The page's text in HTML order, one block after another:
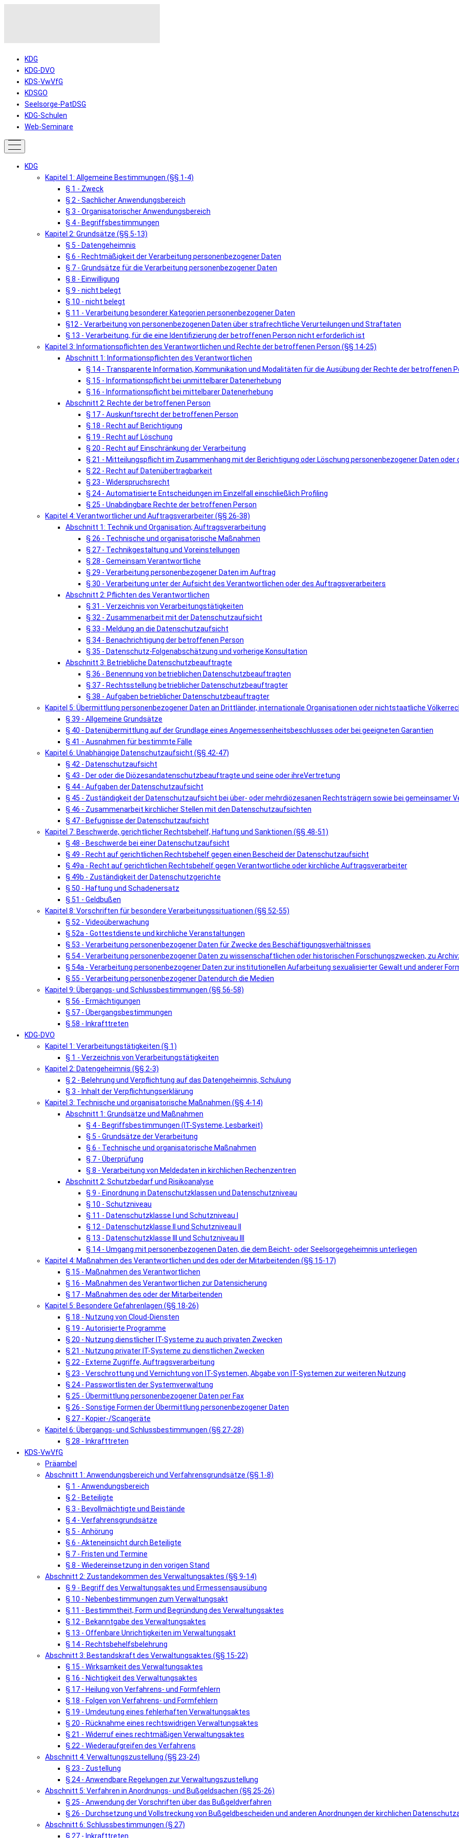
KDG
KDG-DVO
KDS-VwVfG
KDSGO
Seelsorge-PatDSG
KDG-Schulen
Web-Seminare
KDG
Kapitel 1: Allgemeine Bestimmungen (§§ 1-4)
§ 1 - Zweck
§ 2 - Sachlicher Anwendungsbereich
§ 3 - Organisatorischer Anwendungsbereich
§ 4 - Begriffsbestimmungen
Kapitel 2: Grundsätze (§§ 5-13)
§ 5 - Datengeheimnis
§ 6 - Rechtmäßigkeit der Verarbeitung personenbezogener Daten
§ 7 - Grundsätze für die Verarbeitung personenbezogener Daten
§ 8 - Einwilligung
§ 9 - nicht belegt
§ 10 - nicht belegt
§ 11 - Verarbeitung besonderer Kategorien personenbezogener Daten
§12 - Verarbeitung von personenbezogenen Daten über strafrechtliche Verurteilungen und Straftaten
§ 13 - Verarbeitung, für die eine Identifizierung der betroffenen Person nicht erforderlich ist
Kapitel 3: Informationspflichten des Verantwortlichen und Rechte der betroffenen Person (§§ 14-25)
Abschnitt 1: Informationspflichten des Verantwortlichen
§ 14 - Transparente Information, Kommunikation und Modalitäten für die Ausübung der Rechte der betroffenen
§ 15 - Informationspflicht bei unmittelbarer Datenerhebung
§ 16 - Informationspflicht bei mittelbarer Datenerhebung
Abschnitt 2: Rechte der betroffenen Person
§ 17 - Auskunftsrecht der betroffenen Person
§ 18 - Recht auf Berichtigung
§ 19 - Recht auf Löschung
§ 20 - Recht auf Einschränkung der Verarbeitung
§ 21 - Mitteilungspflicht im Zusammenhang mit der Berichtigung oder Löschung personenbezogener Daten oder
§ 22 - Recht auf Datenübertragbarkeit
§ 23 - Widerspruchsrecht
§ 24 - Automatisierte Entscheidungen im Einzelfall einschließlich Profiling
§ 25 - Unabdingbare Rechte der betroffenen Person
Kapitel 4: Verantwortlicher und Auftragsverarbeiter (§§ 26-38)
Abschnitt 1: Technik und Organisation; Auftragsverarbeitung
§ 26 - Technische und organisatorische Maßnahmen
§ 27 - Technikgestaltung und Voreinstellungen
§ 28 - Gemeinsam Verantwortliche
§ 29 - Verarbeitung personenbezogener Daten im Auftrag
§ 30 - Verarbeitung unter der Aufsicht des Verantwortlichen oder des Auftragsverarbeiters
Abschnitt 2: Pflichten des Verantwortlichen
§ 31 - Verzeichnis von Verarbeitungstätigkeiten
§ 32 - Zusammenarbeit mit der Datenschutzaufsicht
§ 33 - Meldung an die Datenschutzaufsicht
§ 34 - Benachrichtigung der betroffenen Person
§ 35 - Datenschutz-Folgenabschätzung und vorherige Konsultation
Abschnitt 3: Betriebliche Datenschutzbeauftragte
§ 36 - Benennung von betrieblichen Datenschutzbeauftragten
§ 37 - Rechtsstellung betrieblicher Datenschutzbeauftragter
§ 38 - Aufgaben betrieblicher Datenschutzbeauftragter
Kapitel 5: Übermittlung personenbezogener Daten an Drittländer, internationale Organisationen oder nichtstaatliche
§ 39 - Allgemeine Grundsätze
§ 40 - Datenübermittlung auf der Grundlage eines Angemessenheitsbeschlusses oder bei geeigneten Garantien
§ 41 - Ausnahmen für bestimmte Fälle
Kapitel 6: Unabhängige Datenschutzaufsicht (§§ 42-47)
§ 42 - Datenschutzaufsicht
§ 43 - Der oder die Diözesandatenschutzbeauftragte und seine oder ihreVertretung
§ 44 - Aufgaben der Datenschutzaufsicht
§ 45 - Zuständigkeit der Datenschutzaufsicht bei über- oder mehrdiözesanen Rechtsträgern sowie bei gemeinsamer
§ 46 - Zusammenarbeit kirchlicher Stellen mit den Datenschutzaufsichten
§ 47 - Befugnisse der Datenschutzaufsicht
Kapitel 7: Beschwerde, gerichtlicher Rechtsbehelf, Haftung und Sanktionen (§§ 48-51)
§ 48 - Beschwerde bei einer Datenschutzaufsicht
§ 49 - Recht auf gerichtlichen Rechtsbehelf gegen einen Bescheid der Datenschutzaufsicht
§ 49a - Recht auf gerichtlichen Rechtsbehelf gegen Verantwortliche oder kirchliche Auftragsverarbeiter
§ 49b - Zuständigkeit der Datenschutzgerichte
§ 50 - Haftung und Schadenersatz
§ 51 - Geldbußen
Kapitel 8: Vorschriften für besondere Verarbeitungssituationen (§§ 52-55)
§ 52 - Videoüberwachung
§ 52a - Gottestdienste und kirchliche Veranstaltungen
§ 53 - Verarbeitung personenbezogener Daten für Zwecke des Beschäftigungsverhältnisses
§ 54 - Verarbeitung personenbezogener Daten zu wissenschaftlichen oder historischen Forschungszwecken, zu
§ 54a - Verarbeitung personenbezogener Daten zur institutionellen Aufarbeitung sexualisierter Gewalt und anderer
§ 55 - Verarbeitung personenbezogener Datendurch die Medien
Kapitel 9: Übergangs- und Schlussbestimmungen (§§ 56-58)
§ 56 - Ermächtigungen
§ 57 - Übergangsbestimmungen
§ 58 - Inkrafttreten
KDG-DVO
Kapitel 1: Verarbeitungstätigkeiten (§ 1)
§ 1 - Verzeichnis von Verarbeitungstätigkeiten
Kapitel 2: Datengeheimnis (§§ 2-3)
§ 2 - Belehrung und Verpflichtung auf das Datengeheimnis, Schulung
§ 3 - Inhalt der Verpflichtungserklärung
Kapitel 3: Technische und organisatorische Maßnahmen (§§ 4-14)
Abschnitt 1: Grundsätze und Maßnahmen
§ 4 - Begriffsbestimmungen (IT-Systeme, Lesbarkeit)
§ 5 - Grundsätze der Verarbeitung
§ 6 - Technische und organisatorische Maßnahmen
§ 7 - Überprüfung
§ 8 - Verarbeitung von Meldedaten in kirchlichen Rechenzentren
Abschnitt 2: Schutzbedarf und Risikoanalyse
§ 9 - Einordnung in Datenschutzklassen und Datenschutzniveau
§ 10 - Schutzniveau
§ 11 - Datenschutzklasse I und Schutzniveau I
§ 12 - Datenschutzklasse II und Schutzniveau II
§ 13 - Datenschutzklasse III und Schutzniveau III
§ 14 - Umgang mit personenbezogenen Daten, die dem Beicht- oder Seelsorgegeheimnis unterliegen
Kapitel 4: Maßnahmen des Verantwortlichen und des oder der Mitarbeitenden (§§ 15-17)
§ 15 - Maßnahmen des Verantwortlichen
§ 16 - Maßnahmen des Verantwortlichen zur Datensicherung
§ 17 - Maßnahmen des oder der Mitarbeitenden
Kapitel 5: Besondere Gefahrenlagen (§§ 18-26)
§ 18 - Nutzung von Cloud-Diensten
§ 19 - Autorisierte Programme
§ 20 - Nutzung dienstlicher IT-Systeme zu auch privaten Zwecken
§ 21 - Nutzung privater IT-Systeme zu dienstlichen Zwecken
§ 22 - Externe Zugriffe, Auftragsverarbeitung
§ 23 - Verschrottung und Vernichtung von IT-Systemen, Abgabe von IT-Systemen zur weiteren Nutzung
§ 24 - Passwortlisten der Systemverwaltung
§ 25 - Übermittlung personenbezogener Daten per Fax
§ 26 - Sonstige Formen der Übermittlung personenbezogener Daten
§ 27 - Kopier-/Scangeräte
Kapitel 6: Übergangs- und Schlussbestimmungen (§§ 27-28)
§ 28 - Inkrafttreten
KDS-VwVfG
Präambel
Abschnitt 1: Anwendungsbereich und Verfahrensgrundsätze (§§ 1-8)
§ 1 - Anwendungsbereich
§ 2 - Beteiligte
§ 3 - Bevollmächtigte und Beistände
§ 4 - Verfahrensgrundsätze
§ 5 - Anhörung
§ 6 - Akteneinsicht durch Beteiligte
§ 7 - Fristen und Termine
§ 8 - Wiedereinsetzung in den vorigen Stand
Abschnitt 2: Zustandekommen des Verwaltungsaktes (§§ 9-14)
§ 9 - Begriff des Verwaltungsaktes und Ermessensausübung
§ 10 - Nebenbestimmungen zum Verwaltungsakt
§ 11 - Bestimmtheit, Form und Begründung des Verwaltungsaktes
§ 12 - Bekanntgabe des Verwaltungsaktes
§ 13 - Offenbare Unrichtigkeiten im Verwaltungsakt
§ 14 - Rechtsbehelfsbelehrung
Abschnitt 3: Bestandskraft des Verwaltungsaktes (§§ 15-22)
§ 15 - Wirksamkeit des Verwaltungsaktes
§ 16 - Nichtigkeit des Verwaltungsaktes
§ 17 - Heilung von Verfahrens- und Formfehlern
§ 18 - Folgen von Verfahrens- und Formfehlern
§ 19 - Umdeutung eines fehlerhaften Verwaltungsaktes
§ 20 - Rücknahme eines rechtswidrigen Verwaltungsaktes
§ 21 - Widerruf eines rechtmäßigen Verwaltungsaktes
§ 22 - Wiederaufgreifen des Verfahrens
Abschnitt 4: Verwaltungszustellung (§§ 23-24)
§ 23 - Zustellung
§ 24 - Anwendbare Regelungen zur Verwaltungszustellung
Abschnitt 5: Verfahren in Anordnungs- und Bußgeldsachen (§§ 25-26)
§ 25 - Anwendung der Vorschriften über das Bußgeldverfahren
§ 26 - Durchsetzung und Vollstreckung von Bußgeldbescheiden und anderen Anordnungen der kirchlichen
Abschnitt 6: Schlussbestimmungen (§ 27)
§ 27 - Inkrafttreten